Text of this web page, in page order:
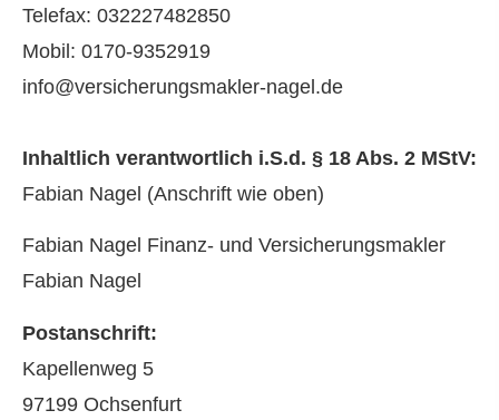
Telefax: 032227482850
Mobil: 0170-9352919
info@versicherungsmakler-nagel.de
Inhaltlich verantwortlich i.S.d. § 18 Abs. 2 MStV:
Fabian Nagel (Anschrift wie oben)
Fabian Nagel Finanz- und Ver­sicherungs­makler
Fabian Nagel
Postanschrift:
Kapellenweg 5
97199 Ochsenfurt